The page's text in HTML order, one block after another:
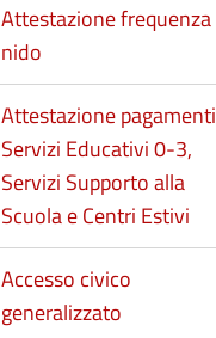
Attestazione frequenza
nido
Attestazione pagamenti
Servizi Educativi 0-3,
Servizi Supporto alla
Scuola e Centri Estivi
Accesso civico
generalizzato